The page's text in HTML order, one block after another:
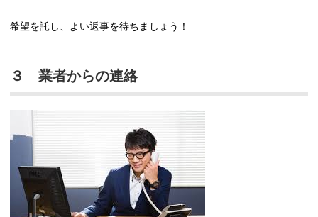
希望を託し、よい返事を待ちましょう！
３ 業者からの連絡